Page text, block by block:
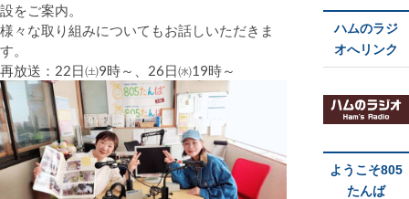
設をご案内。
様々な取り組みについてもお話しいただきま
す。
再放送：22日㈯9時～、26日㈬19時～
ハムのラジ
オへリンク
ようこそ805
たんば